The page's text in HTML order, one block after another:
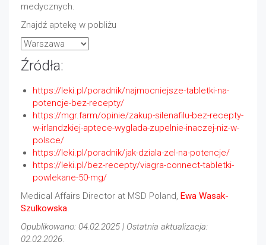
medycznych.
Znajdź aptekę w pobliżu
Źródła:
https://leki.pl/poradnik/najmocniejsze-tabletki-na-
potencje-bez-recepty/
https://mgr.farm/opinie/zakup-silenafilu-bez-recepty-
w-irlandzkiej-aptece-wyglada-zupelnie-inaczej-niz-w-
polsce/
https://leki.pl/poradnik/jak-dziala-zel-na-potencje/
https://leki.pl/bez-recepty/viagra-connect-tabletki-
powlekane-50-mg/
Medical Affairs Director at MSD Poland, Ewa Wasak-
Szulkowska.
Opublikowano: 04.02.2025 | Ostatnia aktualizacja:
02.02.2026.